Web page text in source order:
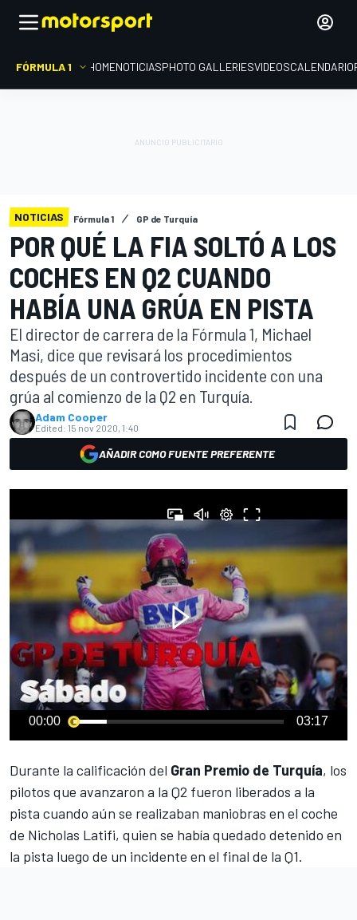
FÓRMULA 1 HOMENOTICIASPHOTO GALLERIESVIDEOSCALENDARIO
NOTICIAS Fórmula 1 GP de Turquía
POR QUÉ LA FIA SOLTÓ A LOS
COCHES EN Q2 CUANDO
HABÍA UNA GRÚA EN PISTA
El director de carrera de la Fórmula 1, Michael
Masi, dice que revisará los procedimientos
después de un controvertido incidente con una
grúa al comienzo de la Q2 en Turquía.
Adam Cooper
Edited: 15 nov 2020, 1:40
AÑADIR COMO FUENTE PREFERENTE
00:00 03:17
Durante la calificación del Gran Premio de Turquía, los
pilotos que avanzaron a la Q2 fueron liberados a la
pista cuando aún se realizaban maniobras en el coche
de Nicholas Latifi, quien se había quedado detenido en
la pista luego de un incidente en el final de la Q1.